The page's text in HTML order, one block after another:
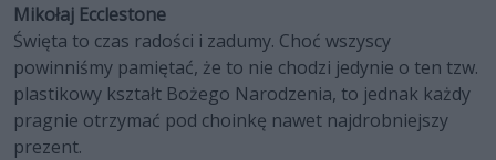
Mikołaj Ecclestone
Święta to czas radości i zadumy. Choć wszyscy
powinniśmy pamiętać, że to nie chodzi jedynie o ten tzw.
plastikowy kształt Bożego Narodzenia, to jednak każdy
pragnie otrzymać pod choinkę nawet najdrobniejszy
prezent.